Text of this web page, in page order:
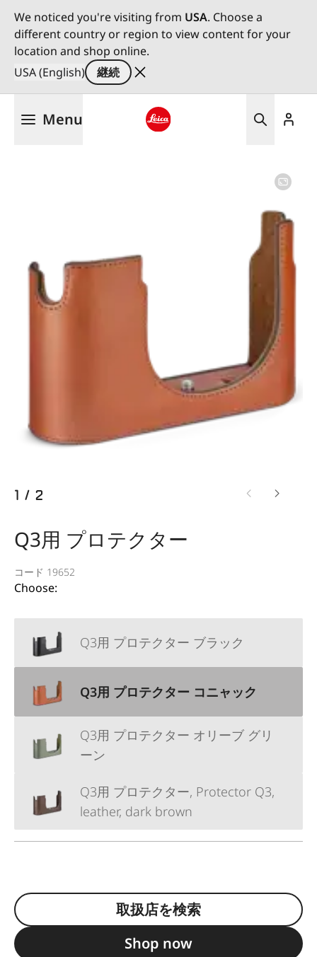
We noticed you're visiting from USA. Choose a
different country or region to view content for your
location and shop online.
USA (English)
継続
Menu
1 / 2
Q3用 プロテクター
コード 19652
Choose:
Q3用 プロテクター ブラック
Q3用 プロテクター コニャック
Q3用 プロテクター オリーブ グリ
ーン
Q3用 プロテクター, Protector Q3,
leather, dark brown
取扱店を検索
Shop now